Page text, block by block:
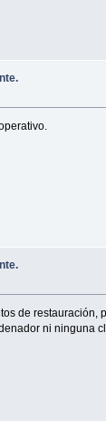
de
ni ninguna